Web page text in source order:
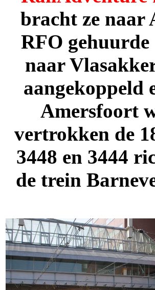
bracht ze naar
RFO
naar
aangekoppeld
Amersfoort
vertrokken de
3448 en 3444
de trein